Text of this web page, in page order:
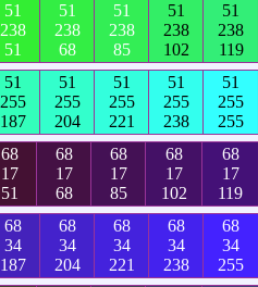
51
238
51
51
238
68
51
238
85
51
238
102
51
238
119
51
255
187
51
255
204
51
255
221
51
255
238
51
255
255
68
17
51
68
17
68
68
17
85
68
17
102
68
17
119
68
34
187
68
34
204
68
34
221
68
34
238
68
34
255